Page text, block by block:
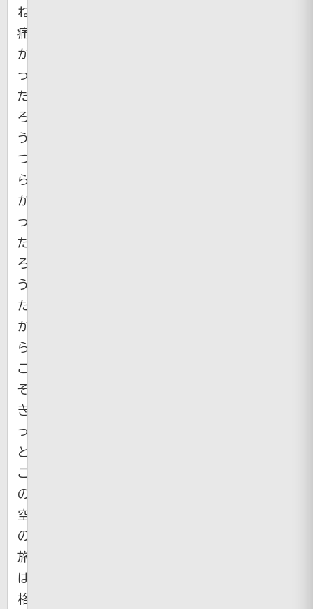
ね。
痛
か
っ
た
ろ
う
つ
ら
か
っ
た
ろ
う。
だ
か
ら
こ
そ
き
っ
と
こ
の
空
の
旅
は
格